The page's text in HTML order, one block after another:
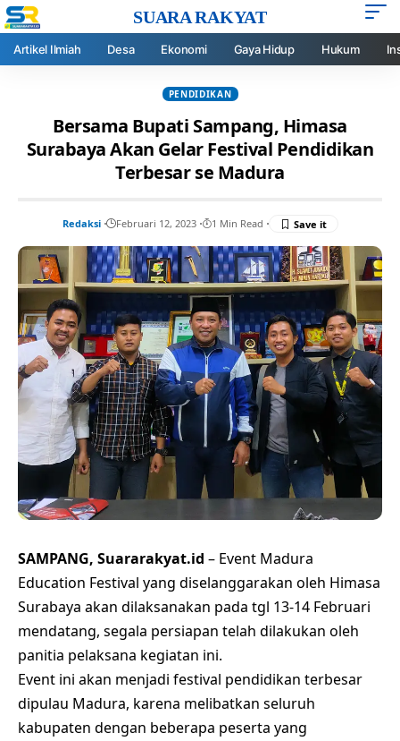
SUARA RAKYAT
Artikel Ilmiah Desa Ekonomi Gaya Hidup Hukum
PENDIDIKAN
Bersama Bupati Sampang, Himasa
Surabaya Akan Gelar Festival Pendidikan
Terbesar se Madura
Redaksi Februari 12, 2023 1 Min Read
SAMPANG, Suararakyat.id – Event Madura
Education Festival yang diselanggarakan oleh Himasa
Surabaya akan dilaksanakan pada tgl 13-14 Februari
mendatang, segala persiapan telah dilakukan oleh
panitia pelaksana kegiatan ini.
Event ini akan menjadi festival pendidikan terbesar
dipulau Madura, karena melibatkan seluruh
kabupaten dengan beberapa peserta yang